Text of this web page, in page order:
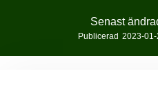
Senast
Publicerad 2023-01-